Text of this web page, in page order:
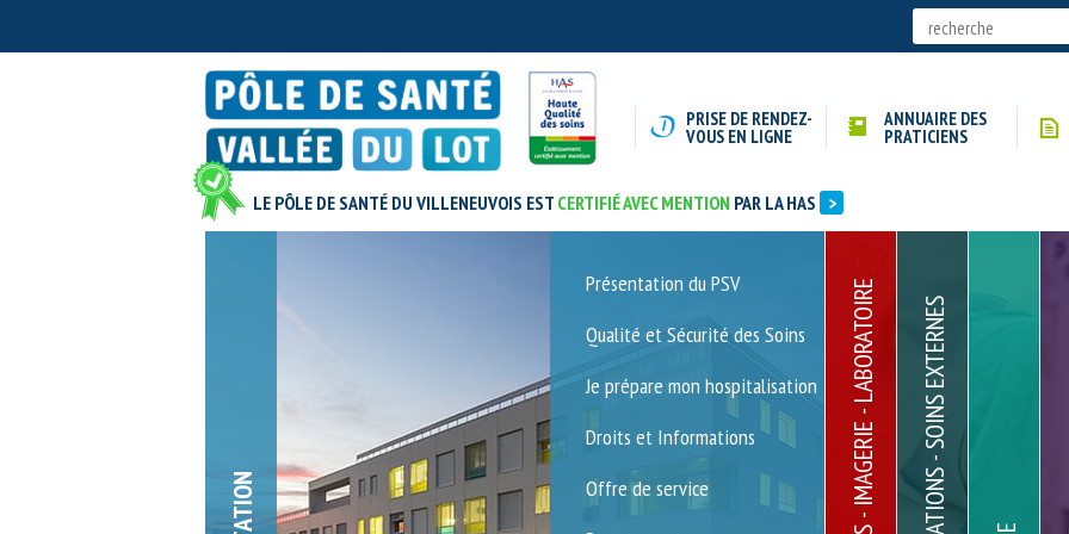
LE PÔLE DE SANTÉ DU VILLENEUVOIS EST CERTIFIÉ AVEC MENTION PAR LA HAS >
PRISE DE RENDEZ-
VOUS EN LIGNE
ANNUAIRE DES
PRATICIENS
Présentation du PSV
Qualité et Sécurité des Soins
Je prépare mon hospitalisation
Droits et Informations
Offre de service
URGENCES - IMAGERIE - LABORATOIRE Coordination
Prélèvements de
Hospitalisation
(UHCD)
Imagerie
Laboratoire de
Médicale
CONSULTATIONS - SOINS EXTERNES
Centre
Obésité